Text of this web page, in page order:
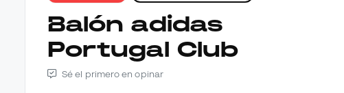
Balón adidas
Portugal Club
Sé el primero en opinar